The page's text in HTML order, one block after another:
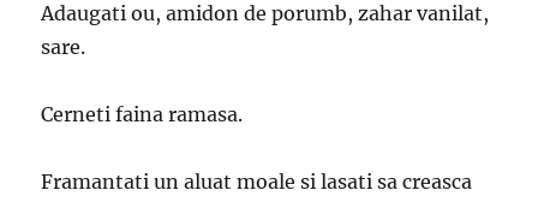
Adaugati ou, amidon de porumb, zahar vanilat,
sare.
Cerneti faina ramasa.
Framantati un aluat moale si lasati sa creasca